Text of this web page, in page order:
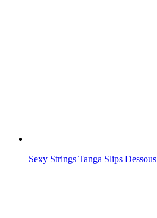
Sexy Strings Tanga Slips Dessous